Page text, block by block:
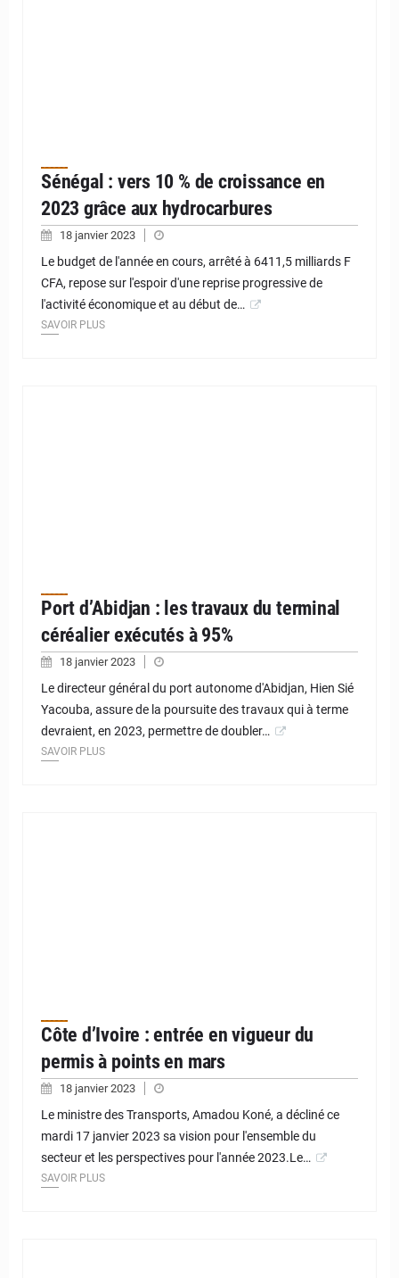
Sénégal : vers 10 % de croissance en
2023 grâce aux hydrocarbures
18 janvier 2023
Le budget de l'année en cours, arrêté à 6411,5 milliards F
CFA, repose sur l'espoir d'une reprise progressive de
l'activité économique et au début de…
SAVOIR PLUS
Port d’Abidjan : les travaux du terminal
céréalier exécutés à 95%
18 janvier 2023
Le directeur général du port autonome d'Abidjan, Hien Sié
Yacouba, assure de la poursuite des travaux qui à terme
devraient, en 2023, permettre de doubler…
SAVOIR PLUS
Côte d’Ivoire : entrée en vigueur du
permis à points en mars
18 janvier 2023
Le ministre des Transports, Amadou Koné, a décliné ce
mardi 17 janvier 2023 sa vision pour l'ensemble du
secteur et les perspectives pour l'année 2023.Le…
SAVOIR PLUS